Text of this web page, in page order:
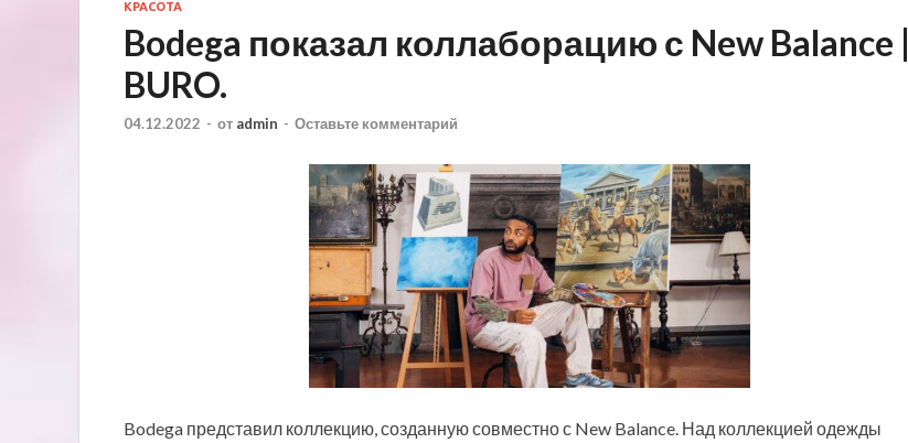
КРАСОТА
Bodega показал коллаборацию с New Balance |
BURO.
04.12.2022 - от admin - Оставьте комментарий
Bodega представил коллекцию, созданную совместно с New Balance. Над коллекцией одежды